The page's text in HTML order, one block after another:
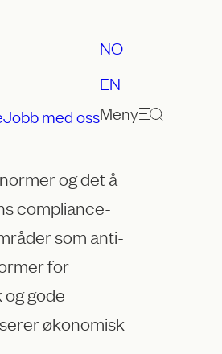
Jobb med oss
NO
EN
Meny
og det å
compliance-
som anti-
for
gode
økonomisk